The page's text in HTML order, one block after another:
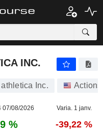
INC.
Inc. Actions
07/08/2026 Varia. 1 janv.
% -39,22 %